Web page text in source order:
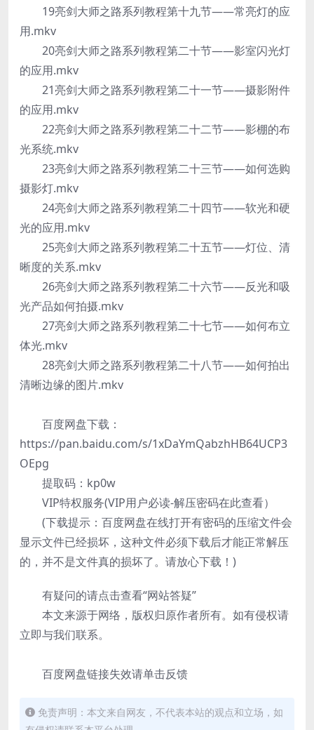
19亮剑大师之路系列教程第十九节——常亮灯的应
用.mkv
20亮剑大师之路系列教程第二十节——影室闪光灯
的应用.mkv
21亮剑大师之路系列教程第二十一节——摄影附件
的应用.mkv
22亮剑大师之路系列教程第二十二节——影棚的布
光系统.mkv
23亮剑大师之路系列教程第二十三节——如何选购
摄影灯.mkv
24亮剑大师之路系列教程第二十四节——软光和硬
光的应用.mkv
25亮剑大师之路系列教程第二十五节——灯位、清
晰度的关系.mkv
26亮剑大师之路系列教程第二十六节——反光和吸
光产品如何拍摄.mkv
27亮剑大师之路系列教程第二十七节——如何布立
体光.mkv
28亮剑大师之路系列教程第二十八节——如何拍出
清晰边缘的图片.mkv
百度网盘下载：
https://pan.baidu.com/s/1xDaYmQabzhHB64UCP3
OEpg
提取码：kp0w
VIP特权服务(VIP用户必读-解压密码在此查看）
(下载提示：百度网盘在线打开有密码的压缩文件会
显示文件已经损坏，这种文件必须下载后才能正常解压
的，并不是文件真的损坏了。请放心下载！)
有疑问的请点击查看“网站答疑”
本文来源于网络，版权归原作者所有。如有侵权请
立即与我们联系。
百度网盘链接失效请单击反馈
免责声明：本文来自网友，不代表本站的观点和立场，如